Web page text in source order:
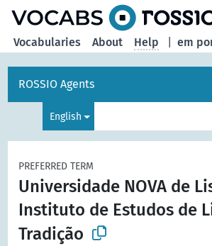
em
Vocabularies About Help
ROSSIO Agents
English
PREFERRED TERM
Universidade NOVA de
Instituto de Estudos de
Tradição